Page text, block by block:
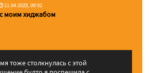
11.04.2025, 09:02
с моим хиджабом
тоже столкнулась с этой